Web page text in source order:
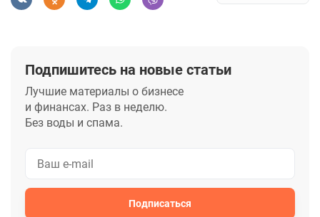
Подпишитесь на новые статьи
Лучшие материалы о бизнесе
и финансах. Раз в неделю.
Без воды и спама.
Подписаться